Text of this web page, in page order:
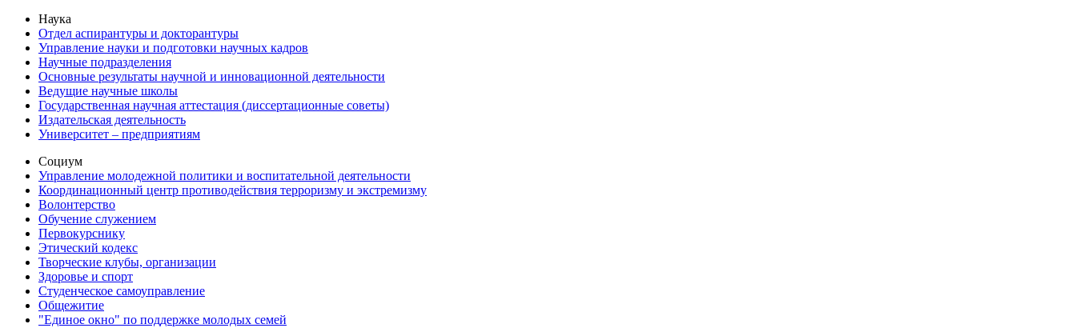
Наука
Отдел аспирантуры и докторантуры
Управление науки и подготовки научных кадров
Научные подразделения
Основные результаты научной и инновационной деятельности
Ведущие научные школы
Государственная научная аттестация (диссертационные советы)
Издательская деятельность
Университет – предприятиям
Социум
Управление молодежной политики и воспитательной деятельности
Координационный центр противодействия терроризму и экстремизму
Волонтерство
Обучение служением
Первокурснику
Этический кодекс
Творческие клубы, организации
Здоровье и спорт
Студенческое самоуправление
Общежитие
"Единое окно" по поддержке молодых семей